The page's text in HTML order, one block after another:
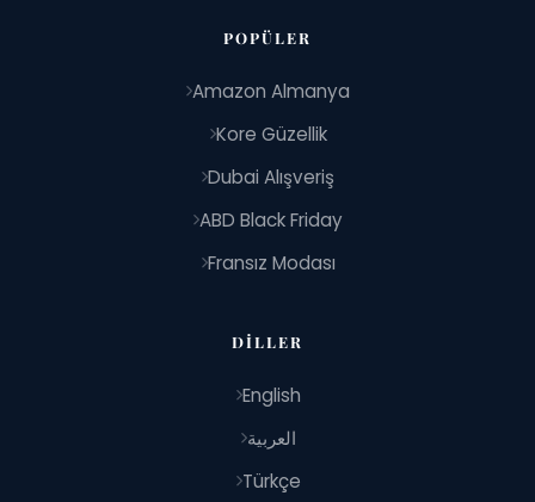
POPÜLER
Amazon Almanya
Kore Güzellik
Dubai Alışveriş
ABD Black Friday
Fransız Modası
DILLER
English
العربية
Türkçe